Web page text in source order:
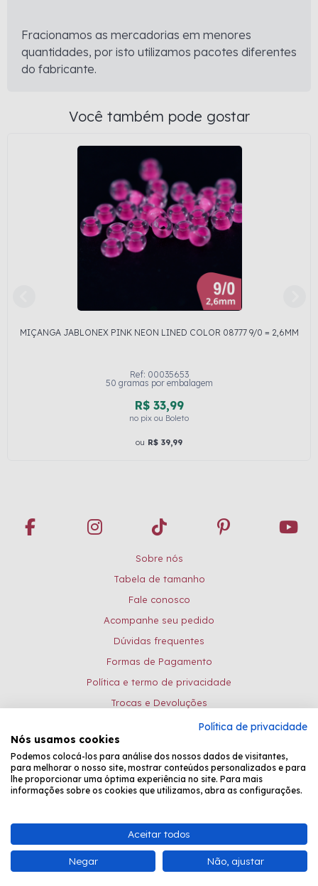
Fracionamos as mercadorias em menores
quantidades, por isto utilizamos pacotes diferentes
do fabricante.
Você também pode gostar
MIÇANGA JABLONEX PINK NEON LINED COLOR 08777 9/0 = 2,6MM
Ref: 00035653
50 gramas por embalagem
R$ 33,99
no pix ou Boleto
ou R$ 39,99
Sobre nós
Tabela de tamanho
Fale conosco
Acompanhe seu pedido
Dúvidas frequentes
Formas de Pagamento
Política e termo de privacidade
Trocas e Devoluções
Formas de pagamento:
Desenvolvido porFastchannel
Bead Shop Comércio de Pedrarias EPP - CNPJ: 08.081.031/0001-26 -
Atendimento Online: de seg. à sexta, das 8:30 às 17:15.
Política de privacidade
Nós usamos cookies
Podemos colocá-los para análise dos nossos dados de visitantes,
para melhorar o nosso site, mostrar conteúdos personalizados e para
lhe proporcionar uma óptima experiência no site. Para mais
informações sobre os cookies que utilizamos, abra as configurações.
Aceitar todos
Negar Não, ajustar